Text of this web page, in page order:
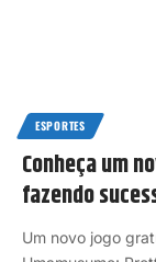
ESPORTES
Conheça um
fazendo
Um novo jogo